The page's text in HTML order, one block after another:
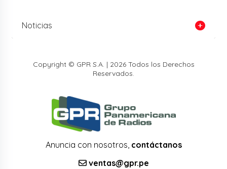
Noticias
Copyright © GPR S.A. | 2026 Todos los Derechos
Reservados.
Anuncia con nosotros, contáctanos
ventas@gpr.pe